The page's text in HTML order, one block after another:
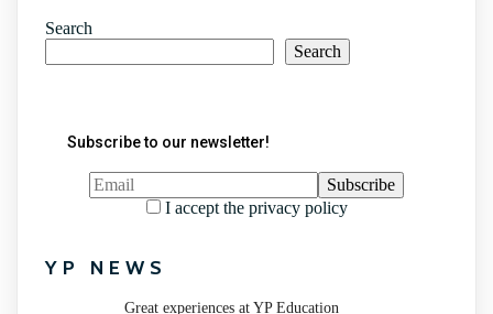
Search
Search
Subscribe to our newsletter!
I accept the privacy policy
YP NEWS
Great experiences at YP Education